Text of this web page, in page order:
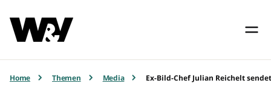
Home Themen Media Ex-Bild-Chef Julian Reichelt